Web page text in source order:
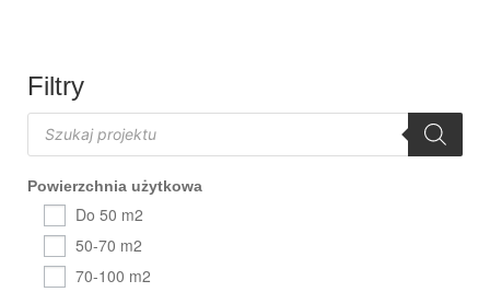
Filtry
Powierzchnia użytkowa
Do 50 m2
50-70 m2
70-100 m2